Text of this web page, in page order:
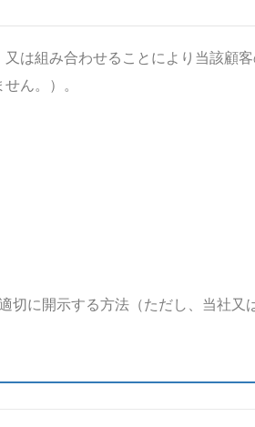
は組み合わせることにより当該顧
ん。）。
切に開示する方法（ただし、当社又